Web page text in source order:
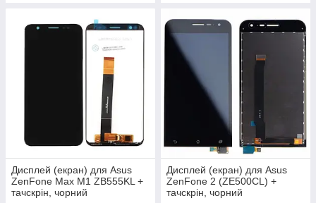
Дисплей (екран) для Asus
ZenFone Max M1 ZB555KL +
тачскрін, чорний
Дисплей (екран) для Asus
ZenFone 2 (ZE500CL) +
тачскрін, чорний